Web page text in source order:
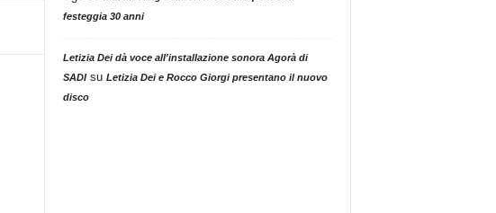
festeggia 30 anni
Letizia Dei dà voce all'installazione sonora Agorà di
SADIsu Letizia Dei e Rocco Giorgi presentano il nuovo
disco